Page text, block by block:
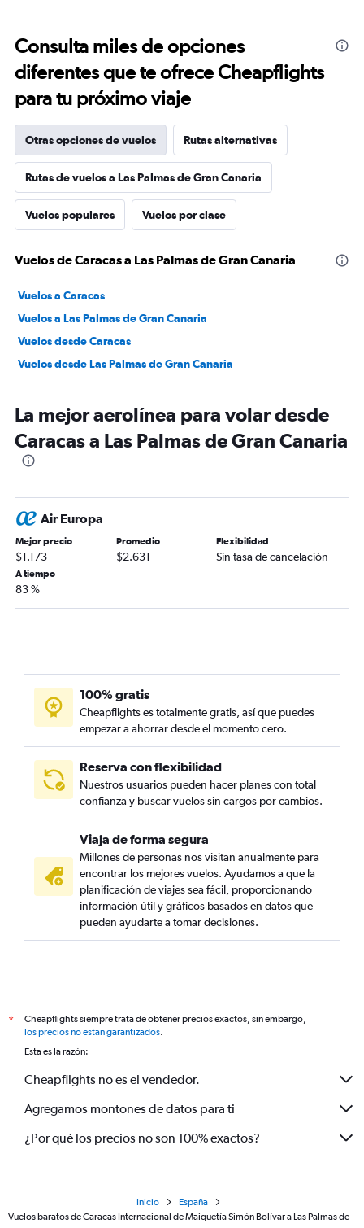
Consulta miles de opciones
diferentes que te ofrece Cheapflights
para tu próximo viaje
Otras opciones de vuelos Rutas alternativas
Rutas de vuelos a Las Palmas de Gran Canaria
Vuelos populares Vuelos por clase
Vuelos de Caracas a Las Palmas de Gran Canaria
Vuelos a Caracas
Vuelos a Las Palmas de Gran Canaria
Vuelos desde Caracas
Vuelos desde Las Palmas de Gran Canaria
La mejor aerolínea para volar desde
Caracas a Las Palmas de Gran Canaria
Air Europa
Mejor precio
$1.173
Promedio
$2.631
Flexibilidad
Sin tasa de cancelación
A tiempo
83 %
100% gratis
Cheapflights es totalmente gratis, así que puedes
empezar a ahorrar desde el momento cero.
Reserva con flexibilidad
Nuestros usuarios pueden hacer planes con total
confianza y buscar vuelos sin cargos por cambios.
Viaja de forma segura
Millones de personas nos visitan anualmente para
encontrar los mejores vuelos. Ayudamos a que la
planificación de viajes sea fácil, proporcionando
información útil y gráficos basados en datos que
pueden ayudarte a tomar decisiones.
*
Cheapflights siempre trata de obtener precios exactos, sin embargo,
los precios no están garantizados.
Esta es la razón:
Cheapflights no es el vendedor.
Agregamos montones de datos para ti
¿Por qué los precios no son 100% exactos?
Inicio
España
Vuelos baratos de Caracas Internacional de Maiquetía Simón Bolívar a Las Palmas de